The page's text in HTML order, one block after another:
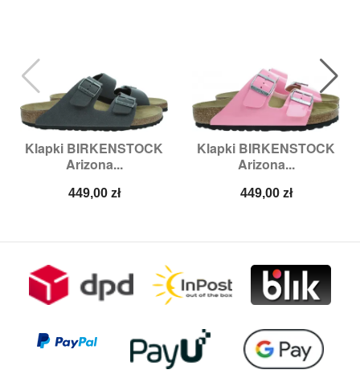
Klapki BIRKENSTOCK
Arizona...
Cena
449,00 zł
Klapki BIRKENSTOCK
Arizona...
Cena
449,00 zł